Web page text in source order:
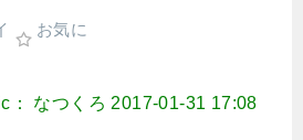
お気に
： なつくろ 2017-01-31 17:08